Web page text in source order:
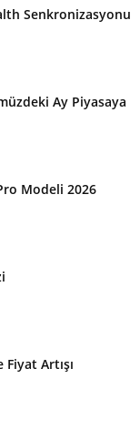
Senkronizasyonu
Ay Piyasaya
Modeli 2026
Artışı